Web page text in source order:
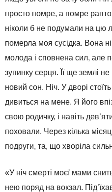
просто помре, а помре
ніколи б не подумали на цю
померла моя сусідка. Вона
молода і сповнена сил, але
зупинку серця. Її ще землі
новий сон. Ніч. У дворі
дивиться на мене. Я його
свою родичку, і навіть
поховали. Через кілька
подруги, та, що хворіла
«У ніч смерті моєї мами
нею поряд на вокзал.